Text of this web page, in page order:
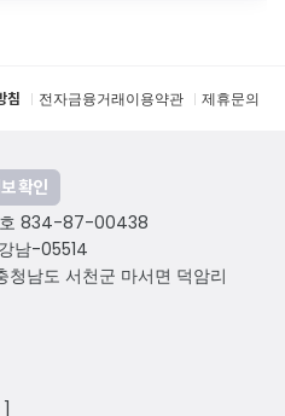
침 전자금융거래이용약관 제휴문의
호 834-87-00438
남-05514
남도 서천군 마서면 덕암리